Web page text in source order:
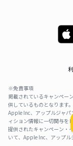
※免責事項
掲載されているキャンペー
供しているものとなります。
Apple Inc、アップルジャパ
ィション情報に一切関与を
提供されたキャンペーン・
いて、Apple Inc、アップル